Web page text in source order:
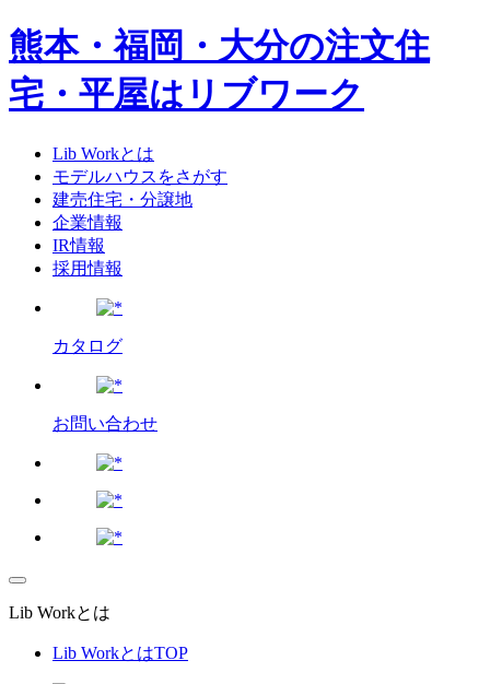
熊本・福岡・大分の注文住
宅・平屋はリブワーク
Lib Workとは
モデルハウスをさがす
建売住宅・分譲地
企業情報
IR情報
採用情報
カタログ
お問い合わせ
Lib Workとは
Lib WorkとはTOP